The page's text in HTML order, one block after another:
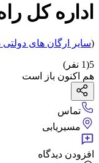
اداره کل
(سایر ارگان های دولتی
5
(
1 نفر)
هم اکنون باز است
تماس
مسیریابی
افزودن دیدگاه